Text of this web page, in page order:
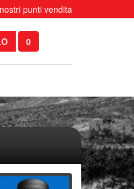
punti vendita
0